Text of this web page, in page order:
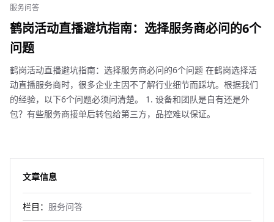
服务问答
鹤岗活动直播避坑指南：选择服务商必问的6个
问题
鹤岗活动直播避坑指南：选择服务商必问的6个问题 在鹤岗选择活
动直播服务商时，很多企业主因不了解行业细节而踩坑。根据我们
的经验，以下6个问题必须问清楚。 1. 设备和团队是自有还是外
包？有些服务商接单后转包给第三方，品控难以保证。
文章信息
栏目： 服务问答